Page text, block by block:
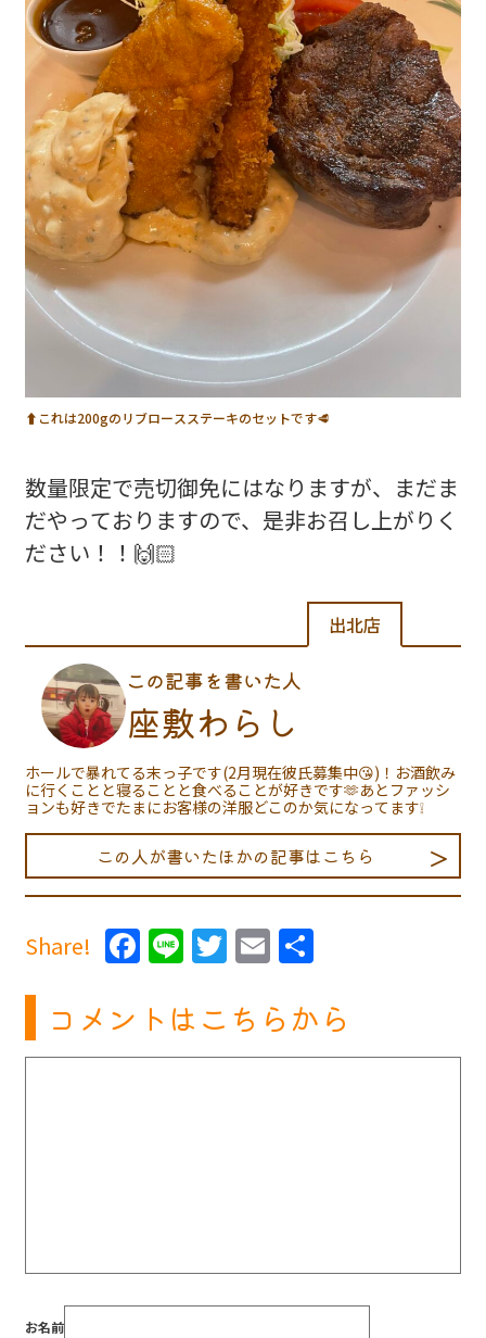
⬆️これは200gのリブロースステーキのセットです🥩
数量限定で売切御免にはなりますが、まだま
だやっておりますので、是非お召し上がりく
ださい！！🙌🏻
出北店
この記事を書いた人
座敷わらし
ホールで暴れてる末っ子です(2月現在彼氏募集中😘)！お酒飲み
に行くことと寝ることと食べることが好きです🫶あとファッシ
ョンも好きでたまにお客様の洋服どこのか気になってます❕
この人が書いたほかの記事はこちら
Share! Facebook
LineTwitter
Email
コメントはこちらから
お名前